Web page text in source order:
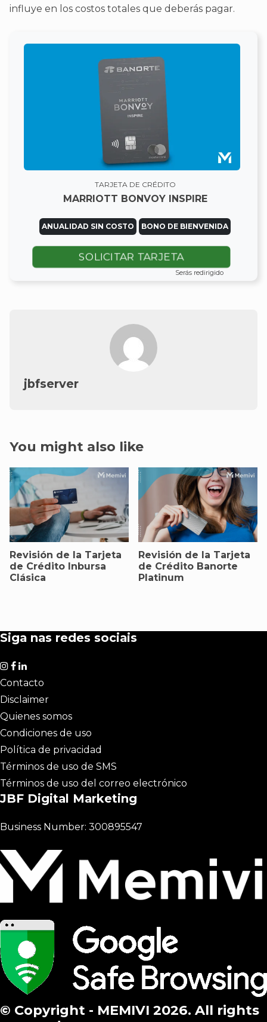
influye en los costos totales que deberás pagar.
TARJETA DE CRÉDITO
MARRIOTT BONVOY INSPIRE
ANUALIDAD SIN COSTO BONO DE BIENVENIDA
SOLICITAR TARJETA
Serás redirigido
jbfserver
You might also like
Revisión de la Tarjeta
de Crédito Inbursa
Clásica
Revisión de la Tarjeta
de Crédito Banorte
Platinum
Siga nas redes sociais
Contacto
Disclaimer
Quienes somos
Condiciones de uso
Política de privacidad
Términos de uso de SMS
Términos de uso del correo electrónico
JBF Digital Marketing
Business Number: 300895547
© Copyright - MEMIVI 2026. All rights